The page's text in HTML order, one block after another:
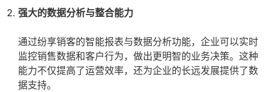
强大的数据分析与整合能力
通过纷享销客的智能报表与数据分析功能，企业可以实时
监控销售数据和客户行为，做出更明智的业务决策。这种
能力不仅提高了运营效率，还为企业的长远发展提供了数
据支持。